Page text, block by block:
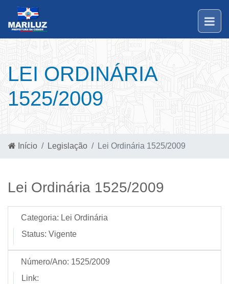
LEI ORDINÁRIA
1525/2009
Início Legislação Lei Ordinária 1525/2009
Lei Ordinária 1525/2009
Categoria: Lei Ordinária
Status: Vigente
Número/Ano: 1525/2009
Link: